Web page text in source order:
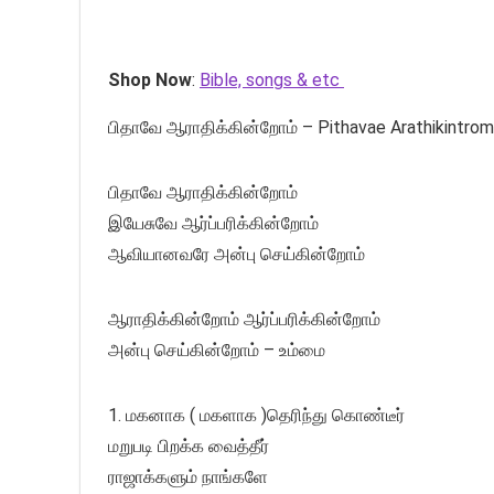
Shop Now: Bible, songs & etc
பிதாவே ஆராதிக்கின்றோம் – Pithavae
பிதாவே ஆராதிக்கின்றோம்
இயேசுவே ஆர்ப்பரிக்கின்றோம்
ஆவியானவரே அன்பு செய்கின்றோம்
ஆராதிக்கின்றோம் ஆர்ப்பரிக்கின்றோம்
அன்பு செய்கின்றோம் – உம்மை
1. மகனாக ( மகளாக )தெரிந்து கொண்டீர்
மறுபடி பிறக்க வைத்தீர்
ராஜாக்களும் நாங்களே